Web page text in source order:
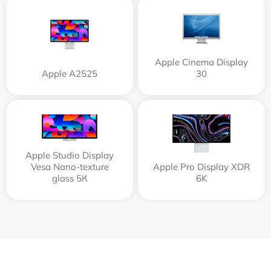
Apple А2525
Apple Cinema Display
30
Apple Studio Display
Vesa Nano-texture
glass 5К
Apple Pro Display XDR
6K